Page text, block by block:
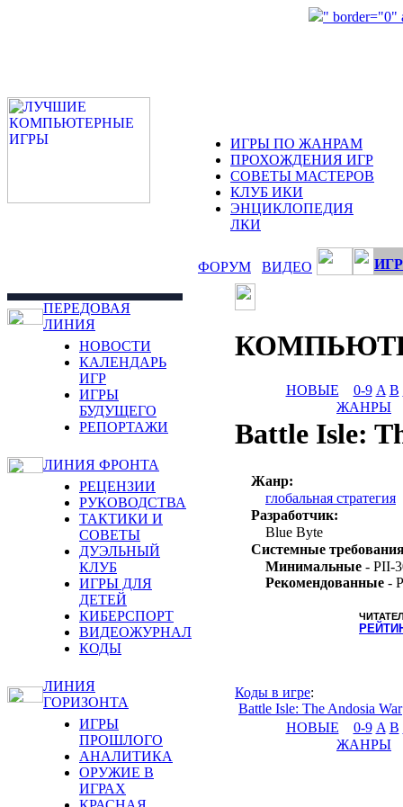
" border="0"
ИГРЫ ПО ЖАНРАМ
ПРОХОЖДЕНИЯ ИГР
СОВЕТЫ МАСТЕРОВ
КЛУБ ИКИ
ЭНЦИКЛОПЕДИЯ
ЛКИ
ФОРУМ ВИДЕО
ПЕРЕДОВАЯ
ЛИНИЯ
НОВОСТИ
КАЛЕНДАРЬ
ИГР
ИГРЫ
БУДУЩЕГО
РЕПОРТАЖИ
ЛИНИЯ ФРОНТА
РЕЦЕНЗИИ
РУКОВОДСТВА
ТАКТИКИ И
СОВЕТЫ
ДУЭЛЬНЫЙ
КЛУБ
ИГРЫ ДЛЯ
ДЕТЕЙ
КИБЕРСПОРТ
ВИДЕОЖУРНАЛ
КОДЫ
ЛИНИЯ
ГОРИЗОНТА
ИГРЫ
ПРОШЛОГО
АНАЛИТИКА
ОРУЖИЕ В
ИГРАХ
НОВЫЕ 0-9 A B
ЖАНРЫ
Battle Isle:
Жанр:
глобальная стратегия
Разработчик:
Blue Byte
Системные
Минимальные - PII-
Рекомендованные -
Коды в игре:
Battle Isle: The Andosia War
НОВЫЕ
0-9 A B
ЖАНРЫ